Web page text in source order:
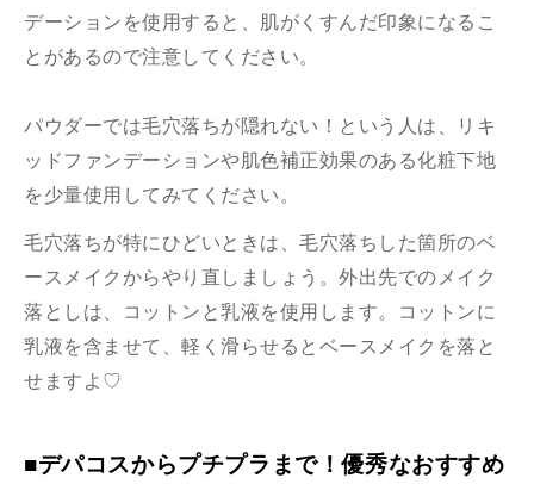
デーションを使用すると、肌がくすんだ印象になるこ
とがあるので注意してください。
パウダーでは毛穴落ちが隠れない！という人は、リキ
ッドファンデーションや肌色補正効果のある化粧下地
を少量使用してみてください。
毛穴落ちが特にひどいときは、毛穴落ちした箇所のベ
ースメイクからやり直しましょう。外出先でのメイク
落としは、コットンと乳液を使用します。コットンに
乳液を含ませて、軽く滑らせるとベースメイクを落と
せますよ♡
■デパコスからプチプラまで！優秀なおすすめ